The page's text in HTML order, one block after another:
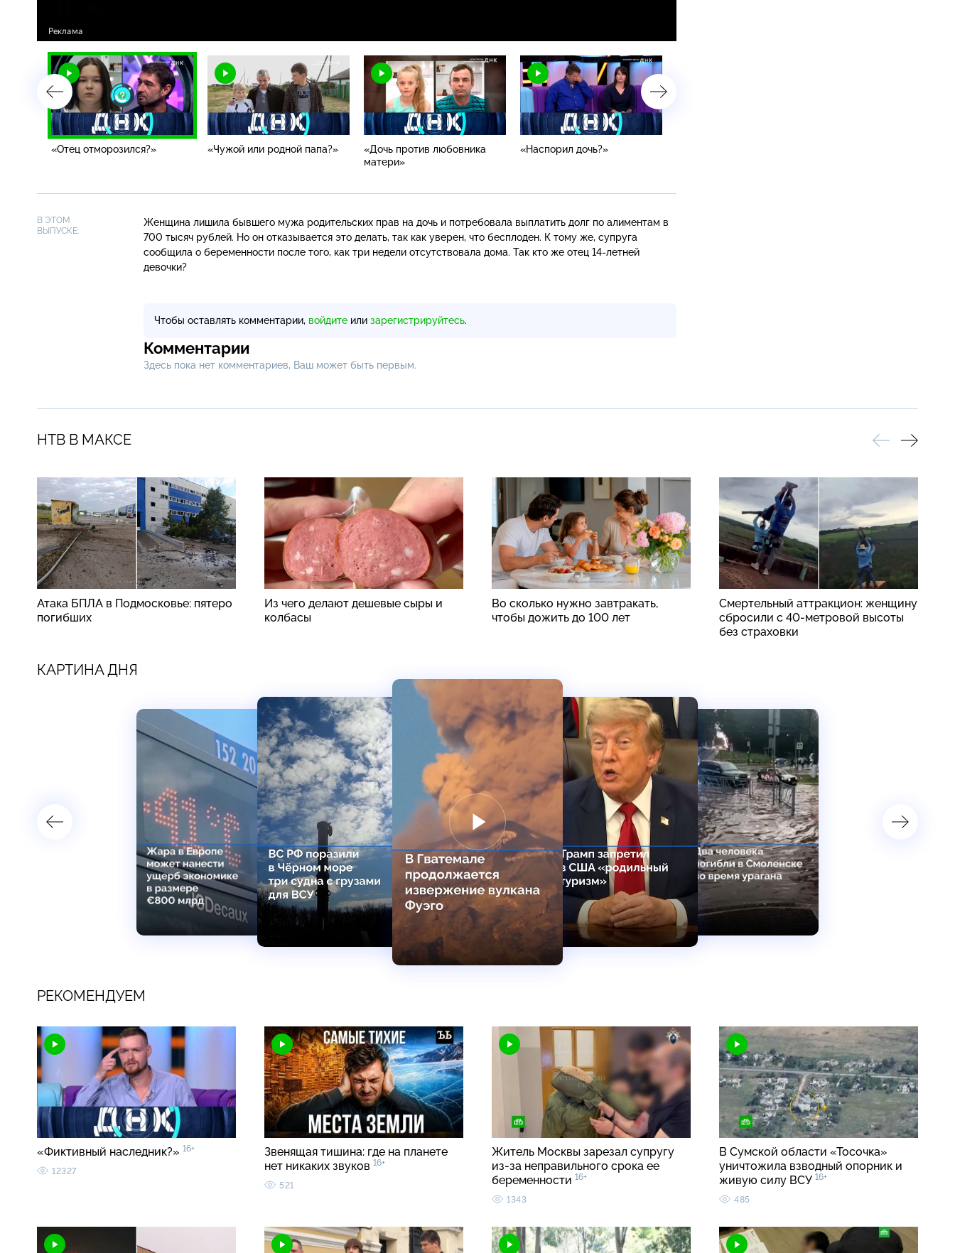
«Отец отморозился?» «Чужой или родной папа?»
«Дочь против любовника
матери»
«Наспорил дочь?»
В ЭТОМ
ВЫПУСКЕ:
Женщина лишила бывшего мужа родительских прав на дочь и потребовала выплатить долг по алиментам в
700 тысяч рублей. Но он отказывается это делать, так как уверен, что бесплоден. К тому же, супруга
сообщила о беременности после того, как три недели отсутствовала дома. Так кто же отец 14-летней
девочки?
Чтобы оставлять комментарии, войдите или зарегистрируйтесь.
Комментарии
Здесь пока нет комментариев, Ваш может быть первым.
НТВ В МАКСЕ
Атака БПЛА в Подмосковье: пятеро
погибших
Из чего делают дешевые сыры и
колбасы
Во сколько нужно завтракать,
чтобы дожить до 100 лет
Смертельный аттракцион: женщину
сбросили с 40-метровой высоты
без страховки
КАРТИНА ДНЯ
РЕКОМЕНДУЕМ
«Фиктивный наследник?» 16+
12327
Звенящая тишина: где на планете
нет никаких звуков 16+
521
Житель Москвы зарезал супругу
из-за неправильного срока ее
беременности 16+
1343
В Сумской области «Тосочка»
уничтожила взводный опорник и
живую силу ВСУ 16+
485